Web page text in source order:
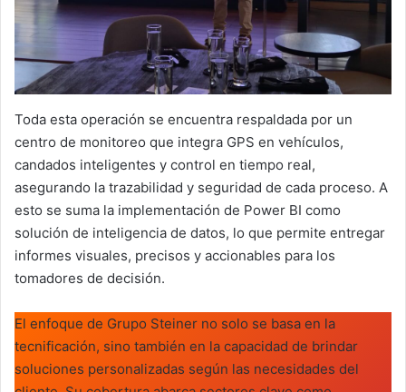
Toda esta operación se encuentra respaldada por un
centro de monitoreo que integra GPS en vehículos,
candados inteligentes y control en tiempo real,
asegurando la trazabilidad y seguridad de cada proceso. A
esto se suma la implementación de Power BI como
solución de inteligencia de datos, lo que permite entregar
informes visuales, precisos y accionables para los
tomadores de decisión.
El enfoque de Grupo Steiner no solo se basa en la
tecnificación, sino también en la capacidad de brindar
soluciones personalizadas según las necesidades del